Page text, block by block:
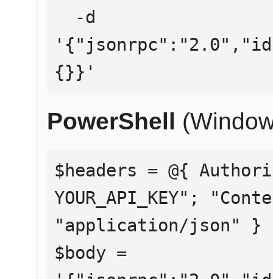
{}}'
PowerShell
$headers = @{
YOUR_API_KEY";
"application/json" }
$body =